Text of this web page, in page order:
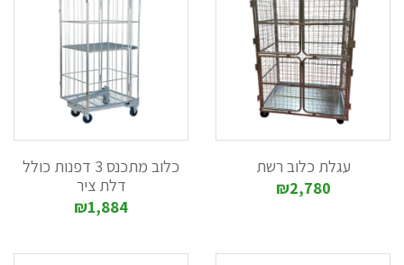
עגלת כלוב רשת
₪2,780
כלוב מתכנס 3 דפנות כולל
דלת ציר
₪1,884